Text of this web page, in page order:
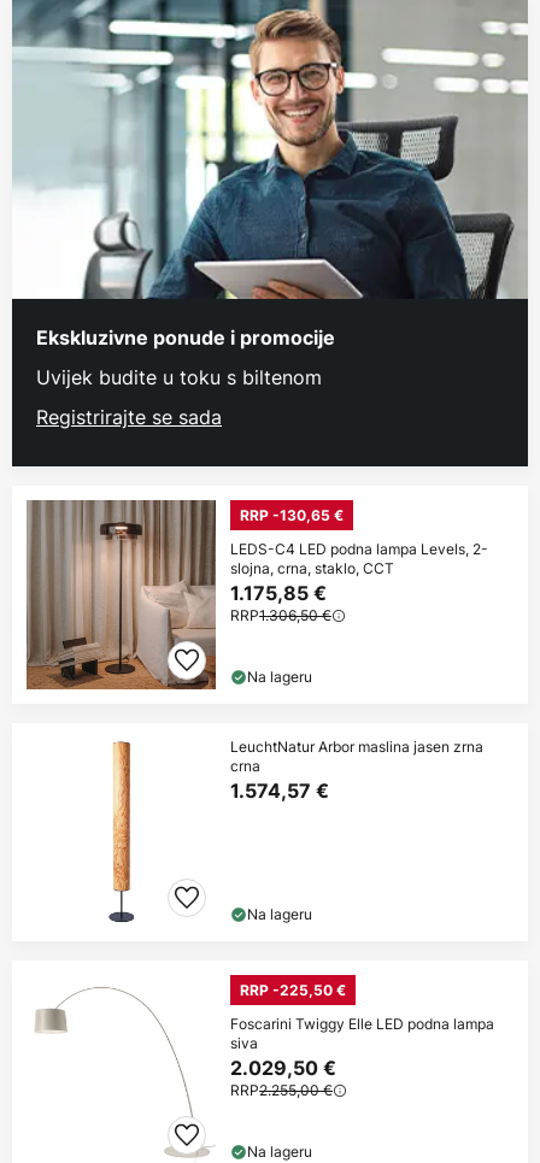
Ekskluzivne ponude i promocije
Uvijek budite u toku s biltenom
Registrirajte se sada
RRP -130,65 €
LEDS-C4 LED podna lampa Levels, 2-
slojna, crna, staklo, CCT
1.175,85 €
RRP1.306,50 €
Na lageru
LeuchtNatur Arbor maslina jasen zrna
crna
1.574,57 €
Na lageru
RRP -225,50 €
Foscarini Twiggy Elle LED podna lampa
siva
2.029,50 €
RRP2.255,00 €
Na lageru